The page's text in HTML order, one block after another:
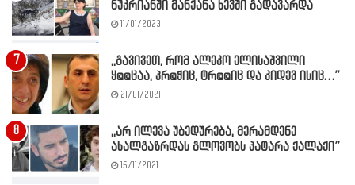
ნუკრიანში მანქანა ხევში გადავარდა
11/01/2023
,,გავივეთ, რომ ალეკო ელისაშვილი
ყ@@ცაა, პრ@ჭიც, ტრ@@იც და კიდევ ისიც…”
21/01/2021
,,არ ილევა უბედურება, მერამდენე
ახალგაზრდას გლოვობს პატარა ქალაქი”
15/11/2021